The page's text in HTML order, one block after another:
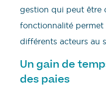
gestion qui peut être
fonctionnalité permet
différents acteurs au
Un gain de
des paies